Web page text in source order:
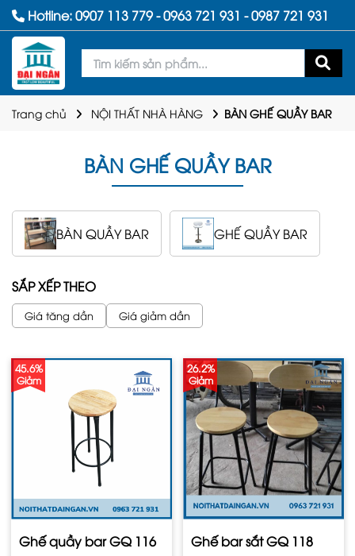
Hotline:0907 113 779-0963 721 931 -0987 721 931
Trang chủ NỘI THẤT NHÀ HÀNG BÀN GHẾ QUẦY BAR
BÀN GHẾ QUẦY BAR
BÀN QUẦY BAR GHẾ QUẦY BAR
SẮP XẾP THEO
Giá tăng dần Giá giảm dần
45.6%
Giảm
Ghế quầy bar GQ 116
26.2%
Giảm
Ghế bar sắt GQ 118